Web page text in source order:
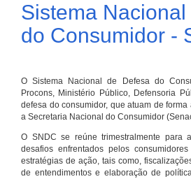
Sistema
do Consumidor -
O Sistema Nacional de Defesa do
Procons, Ministério Público, Defensoria
defesa do consumidor, que atuam de
a Secretaria Nacional do Consumidor
O SNDC se reúne trimestralmente para
desafios enfrentados pelos
estratégias de ação, tais como,
de entendimentos e elaboração de